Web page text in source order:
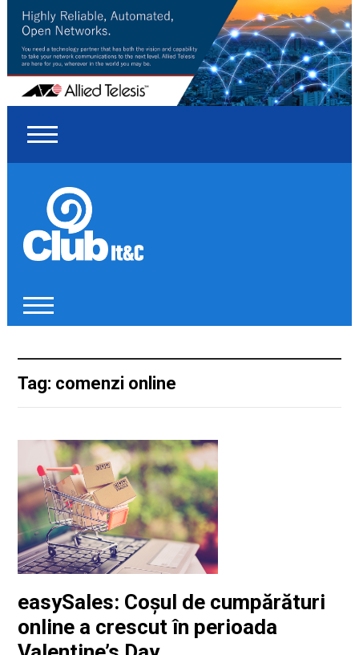
Tag: comenzi online
easySales: Coșul de cumpărături
online a crescut în perioada